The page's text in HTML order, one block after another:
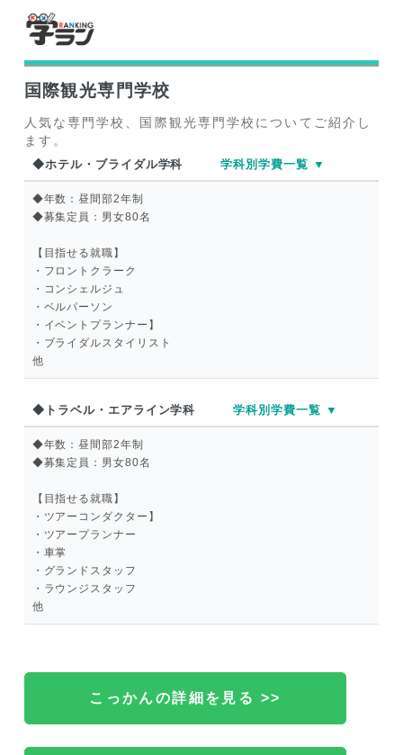
国際観光専門学校
人気な専門学校、国際観光専門学校についてご紹介し
ます。
◆ホテル・ブライダル学科学科別学費一覧 ▼
◆年数：昼間部2年制
◆募集定員：男女80名
【目指せる就職】
・フロントクラーク
・コンシェルジュ
・ベルパーソン
・イベントプランナー】
・ブライダルスタイリスト
他
◆トラベル・エアライン学科学科別学費一覧 ▼
◆年数：昼間部2年制
◆募集定員：男女80名
【目指せる就職】
・ツアーコンダクター】
・ツアープランナー
・車掌
・グランドスタッフ
・ラウンジスタッフ
他
こっかんの詳細を見る >>